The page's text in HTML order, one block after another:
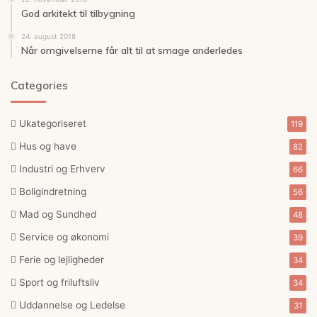
God arkitekt til tilbygning
24. august 2018
Når omgivelserne får alt til at smage anderledes
Categories
Ukategoriseret 119
Hus og have 82
Industri og Erhverv 66
Boligindretning 56
Mad og Sundhed 48
Service og økonomi 39
Ferie og lejligheder 34
Sport og friluftsliv 34
Uddannelse og Ledelse 31